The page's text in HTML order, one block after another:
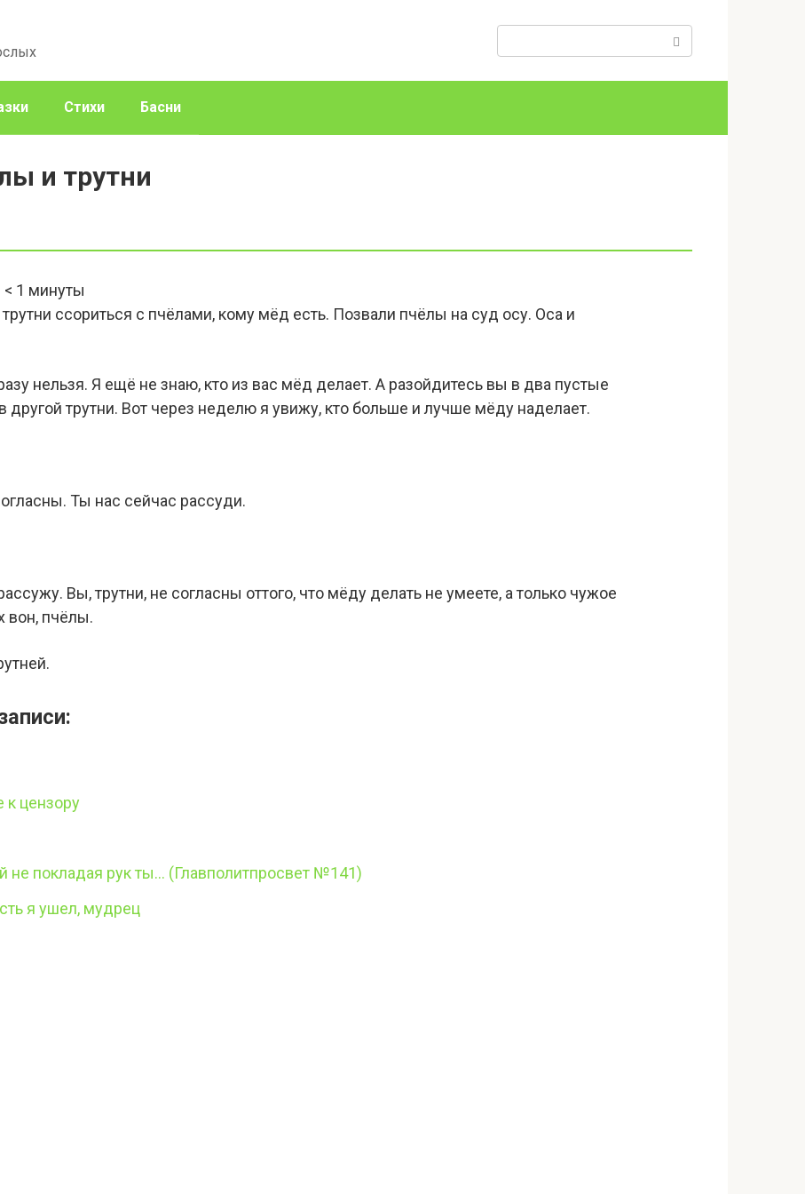
Стихи Басни
и трутни
< 1 минуты
ссориться с пчёлами, кому мёд есть. Позвали пчёлы на суд осу. Оса и
нельзя. Я ещё не знаю, кто из вас мёд делает. А разойдитесь вы в два пустые
другой трутни. Вот через неделю я увижу, кто больше и лучше мёду наделает.
Ты нас сейчас рассуди.
Вы, трутни, не согласны оттого, что мёду делать не умеете, а только чужое
вон, пчёлы.
к цензору
не покладая рук ты… (Главполитпросвет №141)
я ушел, мудрец